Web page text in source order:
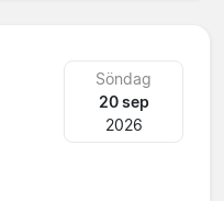
Söndag
20 sep
2026